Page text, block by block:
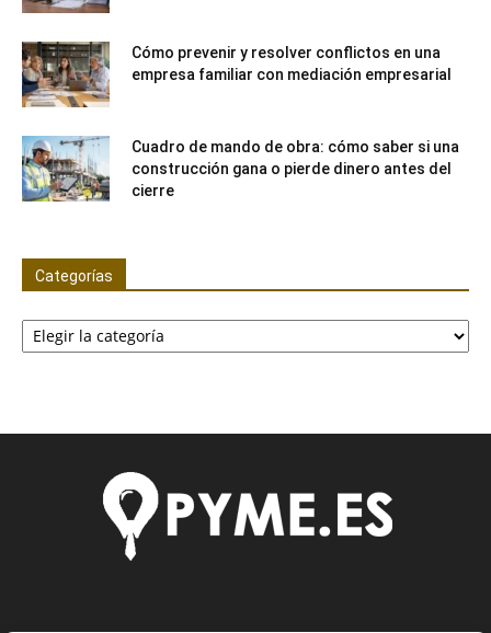
Cómo prevenir y resolver conflictos en una
empresa familiar con mediación empresarial
Cuadro de mando de obra: cómo saber si una
construcción gana o pierde dinero antes del
cierre
Categorías
Categorías